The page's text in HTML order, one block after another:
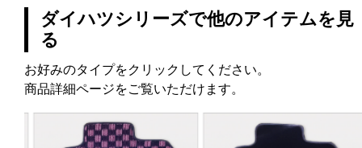
ダイハツシリーズで他のアイテムを見
る
お好みのタイプをクリックしてください。
商品詳細ページをご覧いただけます。